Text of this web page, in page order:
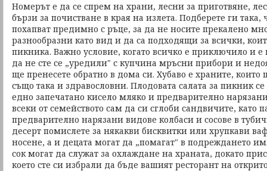
Номерът е да се спрем на храни, лесни за приготвяне,
бързи за почистване в края на излета. Подберете ги така,
похапват предимно с ръце, за да не носите прекалено
разнообразни като вид и да са подходящи за всички,
пикника. Важно условие, когато всичко е приключило и е
да не сте се „уредили" с купчина мръсни прибори и
ще пренесете обратно в дома си. Хубаво е храните, които
също така и здравословни. Плодовата салата за пикник
едно запечатано кисело мляко и предварително
всеки от семейството сам да си сглоби сандвичите, като
предварително нарязани видове колбаси и сосове в
десерт помислете за някакви бисквитки или хрупкави
носене, а и децата могат да „помагат" в подреждането
сок могат да служат за охлаждане на храната, докато
което сте си избрали да бъде вашият ресторант на